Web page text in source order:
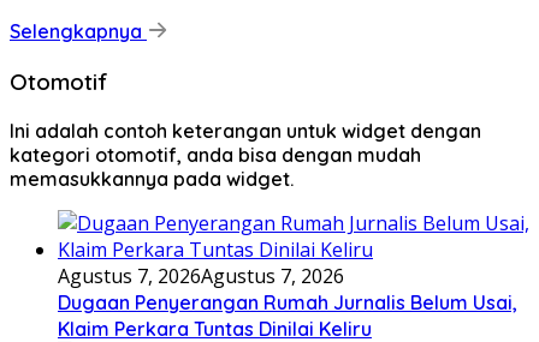
Selengkapnya
Otomotif
Ini adalah contoh keterangan untuk widget dengan
kategori otomotif, anda bisa dengan mudah
memasukkannya pada widget.
Agustus 7, 2026Agustus 7, 2026
Dugaan Penyerangan Rumah Jurnalis Belum Usai,
Klaim Perkara Tuntas Dinilai Keliru